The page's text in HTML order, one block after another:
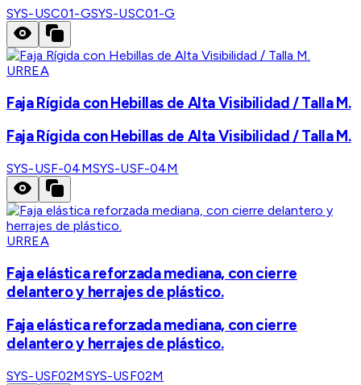
SYS-USC01-GSYS-USC01-G
URREA
Faja Rígida con Hebillas de Alta Visibilidad / Talla M.
Faja Rígida con Hebillas de Alta Visibilidad / Talla M.
SYS-USF-04MSYS-USF-04M
URREA
Faja elástica reforzada mediana, con cierre
delantero y herrajes de plástico.
Faja elástica reforzada mediana, con cierre
delantero y herrajes de plástico.
SYS-USF02MSYS-USF02M